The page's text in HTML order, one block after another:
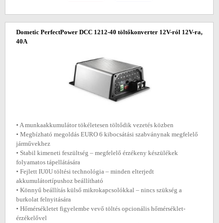
Dometic PerfectPower DCC 1212-40 töltőkonverter 12V-ról 12V-ra,
40A
• A munkaakkumulátor tökéletesen töltődik vezetés közben
• Megbízható megoldás EURO 6 kibocsátási szabványnak megfelelő
járművekhez
• Stabil kimeneti feszültség – megfelelő érzékeny készülékek
folyamatos tápellátására
• Fejlett IU0U töltési technológia – minden elterjedt
akkumulátortípushoz beállítható
• Könnyű beállítás külső mikrokapcsolókkal – nincs szükség a
burkolat felnyitására
• Hőmérsékletet figyelembe vevő töltés opcionális hőmérséklet-
érzékelővel